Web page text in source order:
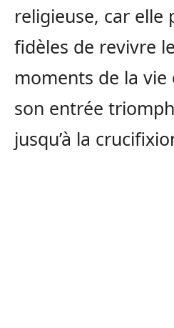
religieuse, car elle
fidèles de revivre
moments de la vie
son entrée
jusqu’à la